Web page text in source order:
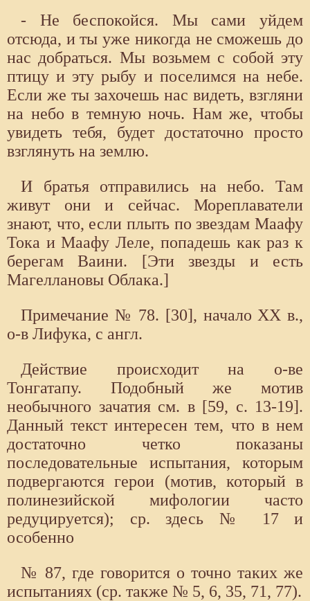
- Не беспокойся. Мы сами уйдем
отсюда, и ты уже никогда не сможешь до
нас добраться. Мы возьмем с собой эту
птицу и эту рыбу и поселимся на небе.
Если же ты захочешь нас видеть, взгляни
на небо в темную ночь. Нам же, чтобы
увидеть тебя, будет достаточно просто
взглянуть на землю.
И братья отправились на небо. Там
живут они и сейчас. Мореплаватели
знают, что, если плыть по звездам Маафу
Тока и Маафу Леле, попадешь как раз к
берегам Ваини. [Эти звезды и есть
Магеллановы Облака.]
Примечание № 78. [30], начало XX в.,
о-в Лифука, с англ.
Действие происходит на о-ве
Тонгатапу. Подобный же мотив
необычного зачатия см. в [59, с. 13-19].
Данный текст интересен тем, что в нем
достаточно четко показаны
последовательные испытания, которым
подвергаются герои (мотив, который в
полинезийской мифологии часто
редуцируется); ср. здесь № 17 и
особенно
№ 87, где говорится о точно таких же
испытаниях (ср. также № 5, 6, 35, 71, 77).